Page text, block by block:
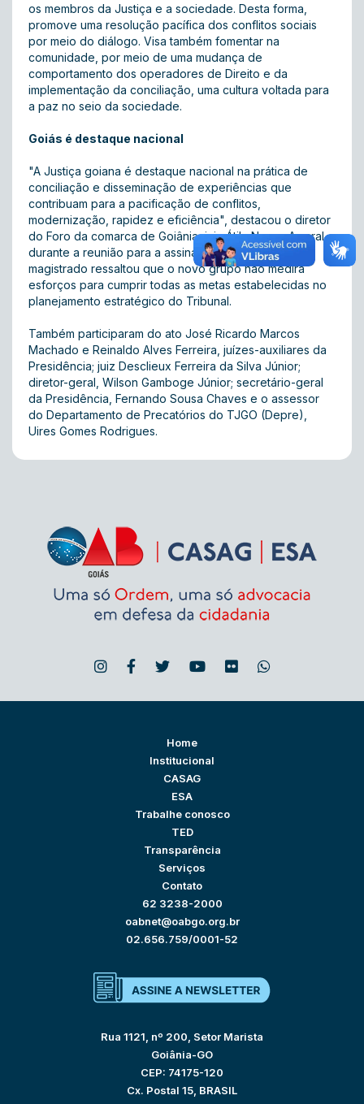
os membros da Justiça e a sociedade. Desta forma,
promove uma resolução pacífica dos conflitos sociais
por meio do diálogo. Visa também fomentar na
comunidade, por meio de uma mudança de
comportamento dos operadores de Direito e da
implementação da conciliação, uma cultura voltada para
a paz no seio da sociedade.
Goiás é destaque nacional
"A Justiça goiana é destaque nacional na prática de
conciliação e disseminação de experiências que
contribuam para a pacificação de conflitos,
modernização, rapidez e eficiência", destacou o diretor
do Foro da comarca de Goiânia, juiz Átila Naves Amaral,
durante a reunião para a assinatura do decreto. O
magistrado ressaltou que o novo grupo não medirá
esforços para cumprir todas as metas estabelecidas no
planejamento estratégico do Tribunal.
Também participaram do ato José Ricardo Marcos
Machado e Reinaldo Alves Ferreira, juízes-auxiliares da
Presidência; juiz Desclieux Ferreira da Silva Júnior;
diretor-geral, Wilson Gamboge Júnior; secretário-geral
da Presidência, Fernando Sousa Chaves e o assessor
do Departamento de Precatórios do TJGO (Depre),
Uires Gomes Rodrigues.
Home
Institucional
CASAG
ESA
Trabalhe conosco
TED
Transparência
Serviços
Contato
62 3238-2000
oabnet@oabgo.org.br
02.656.759/0001-52
Rua 1121, nº 200, Setor Marista
Goiânia-GO
CEP: 74175-120
Cx. Postal 15, BRASIL